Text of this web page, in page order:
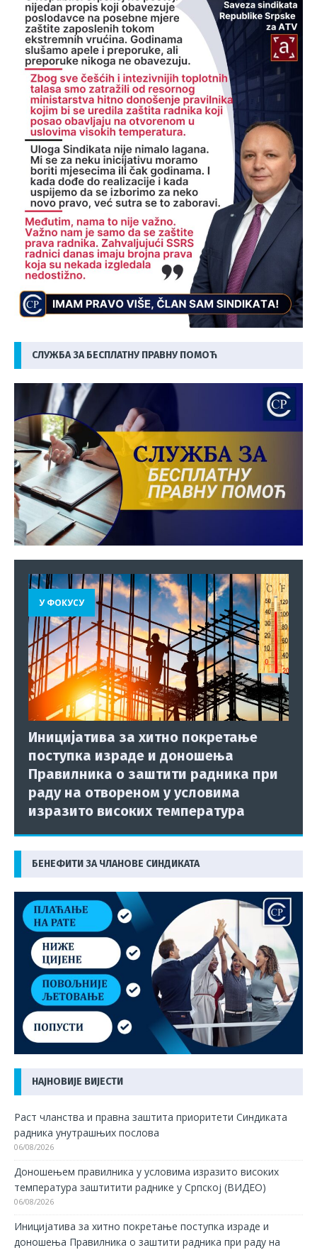
СЛУЖБА ЗА БЕСПЛАТНУ ПРАВНУ ПОМОЋ
У ФОКУСУ
Иницијатива за хитно покретање
поступка израде и доношења
Правилника о заштити радника при
раду на отвореном у условима
изразито високих температура
БЕНЕФИТИ ЗА ЧЛАНОВЕ СИНДИКАТА
НАЈНОВИЈЕ ВИЈЕСТИ
Раст чланства и правна заштита приоритети Синдиката
радника унутрашњих послова
06/08/2026
Доношењем правилника у условима изразито високих
температура заштитити раднике у Српској (ВИДЕО)
06/08/2026
Иницијатива за хитно покретање поступка израде и
доношења Правилника о заштити радника при раду на